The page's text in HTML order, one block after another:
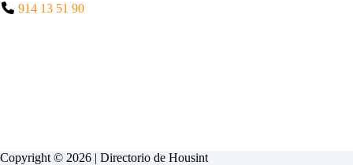
914 13 51 90
Copyright © 2026 | Directorio de Housint